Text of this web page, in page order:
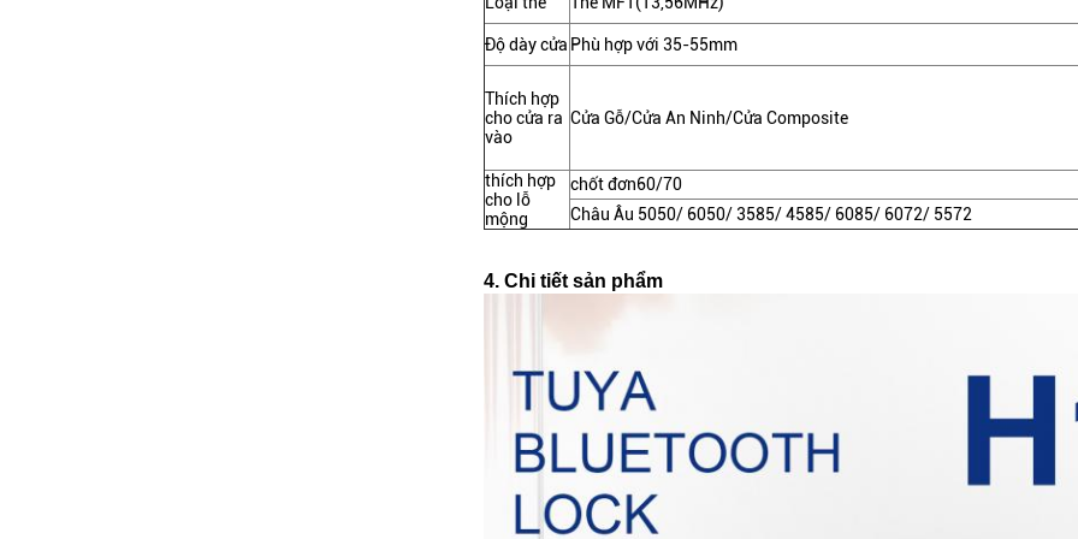
Độ dày cửa Phù hợp với 35-55mm
Thích hợp
cho cửa ra
vào
Cửa Gỗ/Cửa An Ninh/Cửa Composite
thích hợp
cho lỗ
mộng
chốt đơn60/70
Châu Âu 5050/ 6050/ 3585/ 4585/ 6085/ 6072/ 5572
4. Chi tiết sản phẩm